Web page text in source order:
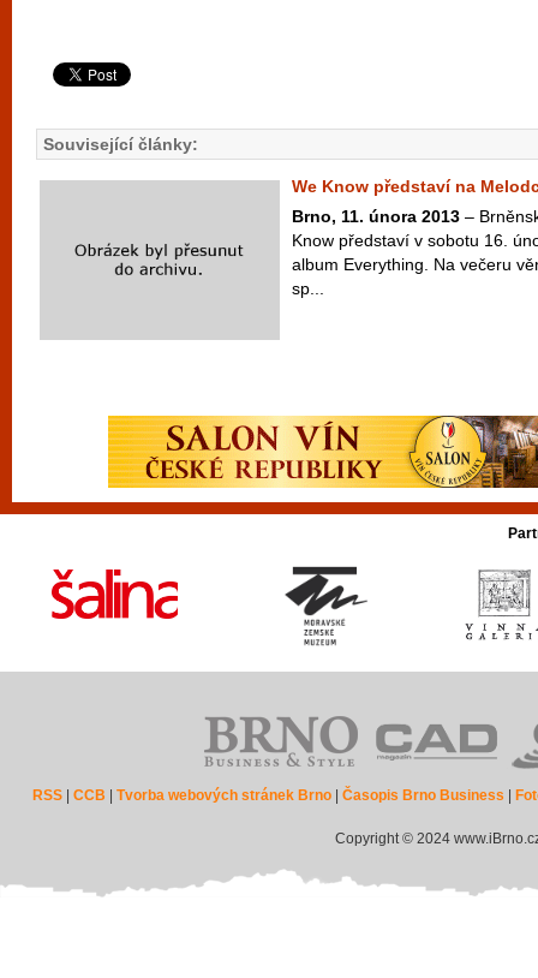
Související články:
We Know představí na
Brno, 11. února 2013 –
Know představí v sobotu 16.
album Everything. Na večeru
sp...
RSS |CCB |Tvorba webových stránek Brno |Časopis Brno Business
Copyright © 2024